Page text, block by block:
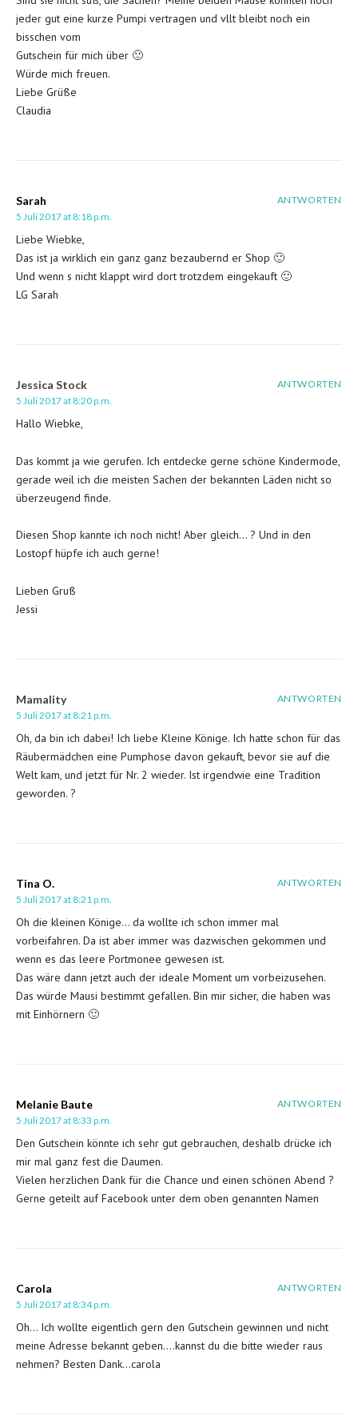
jeder gut eine kurze Pumpi vertragen und vllt bleibt noch ein
bisschen vom
Gutschein für mich über 🙂
Würde mich freuen.
Liebe Grüße
Claudia
Sarah
ANTWORTEN
5 Juli 2017 at 8:18 p.m.
Liebe Wiebke,
Das ist ja wirklich ein ganz ganz bezaubernd er Shop 🙂
Und wenn s nicht klappt wird dort trotzdem eingekauft 🙂
LG Sarah
Jessica Stock
ANTWORTEN
5 Juli 2017 at 8:20 p.m.
Hallo Wiebke,
Das kommt ja wie gerufen. Ich entdecke gerne schöne Kindermode,
gerade weil ich die meisten Sachen der bekannten Läden nicht so
überzeugend finde.
Diesen Shop kannte ich noch nicht! Aber gleich… ? Und in den
Lostopf hüpfe ich auch gerne!
Lieben Gruß
Jessi
Mamality
ANTWORTEN
5 Juli 2017 at 8:21 p.m.
Oh, da bin ich dabei! Ich liebe Kleine Könige. Ich hatte schon für das
Räubermädchen eine Pumphose davon gekauft, bevor sie auf die
Welt kam, und jetzt für Nr. 2 wieder. Ist irgendwie eine Tradition
geworden. ?
Tina O.
ANTWORTEN
5 Juli 2017 at 8:21 p.m.
Oh die kleinen Könige… da wollte ich schon immer mal
vorbeifahren. Da ist aber immer was dazwischen gekommen und
wenn es das leere Portmonee gewesen ist.
Das wäre dann jetzt auch der ideale Moment um vorbeizusehen.
Das würde Mausi bestimmt gefallen. Bin mir sicher, die haben was
mit Einhörnern 🙂
Melanie Baute
ANTWORTEN
5 Juli 2017 at 8:33 p.m.
Den Gutschein könnte ich sehr gut gebrauchen, deshalb drücke ich
mir mal ganz fest die Daumen.
Vielen herzlichen Dank für die Chance und einen schönen Abend ?
Gerne geteilt auf Facebook unter dem oben genannten Namen
Carola
ANTWORTEN
5 Juli 2017 at 8:34 p.m.
Oh… Ich wollte eigentlich gern den Gutschein gewinnen und nicht
meine Adresse bekannt geben….kannst du die bitte wieder raus
nehmen? Besten Dank…carola